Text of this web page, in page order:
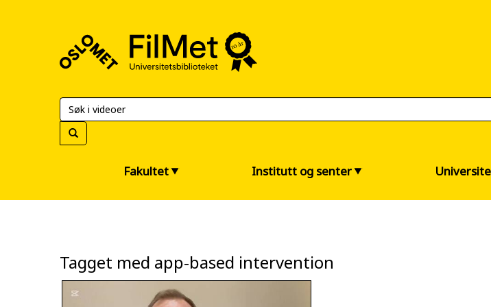
Universitetsbiblioteket
Fakultet Institutt og senter
Tagget med app-based intervention